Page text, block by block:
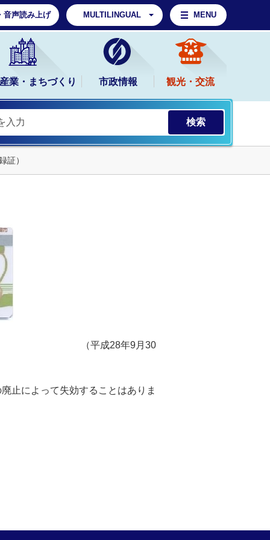
音声読み上げ MULTILINGUAL MENU
業・まちづくり 市政情報 観光・交流
証）
ています。 （平成28年9月30
止によって失効することはありま